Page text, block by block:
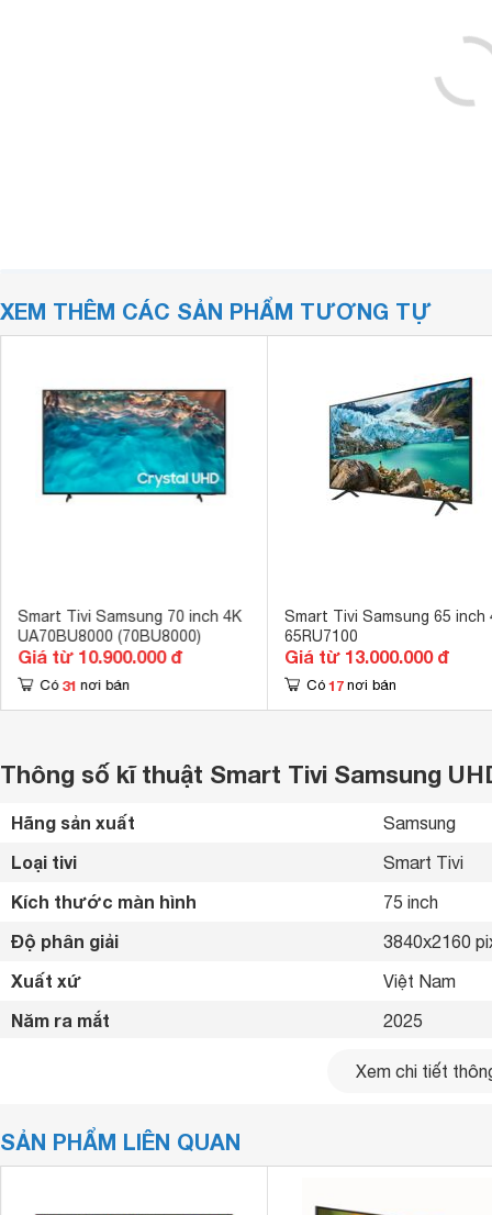
XEM THÊM CÁC SẢN PHẨM TƯƠNG TỰ
Smart Tivi Samsung 70 inch 4K
UA70BU8000 (70BU8000)
Giá từ 10.900.000 đ
Có 31 nơi bán
Smart Tivi Samsung 65 inch
65RU7100
Giá từ 13.000.000 đ
Có 17 nơi bán
Thông số kĩ thuật Smart Tivi Samsung
Hãng sản xuất Samsung
Loại tivi Smart Tivi
Kích thước màn hình 75 inch
Độ phân giải 3840x2160
Xuất xứ Việt Nam
Năm ra mắt 2025
Có
Cổng HDMI
Xem chi tiết
SẢN PHẨM LIÊN QUAN